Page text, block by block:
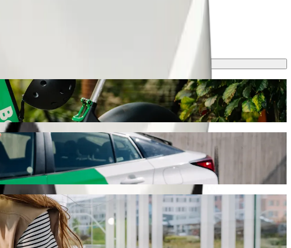
en kost ongeveer EUR € 5,00. Wat de gelegenheid ook is, we hebben het perfecte